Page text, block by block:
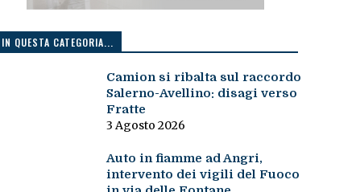
IN QUESTA CATEGORIA...
Camion si ribalta sul raccordo
Salerno-Avellino: disagi verso
Fratte
3 Agosto 2026
Auto in fiamme ad Angri,
intervento dei vigili del Fuoco